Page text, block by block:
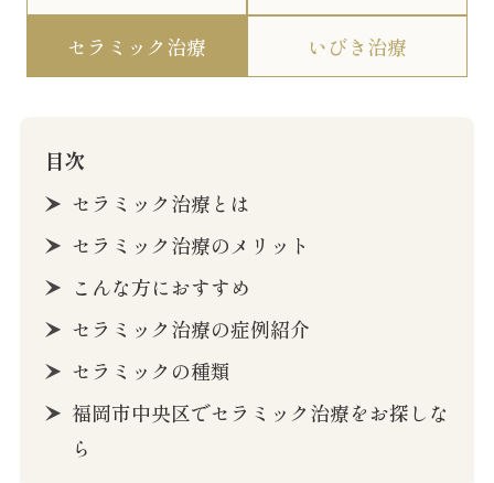
セラミック治療 いびき治療
目次
セラミック治療とは
セラミック治療のメリット
こんな方におすすめ
セラミック治療の症例紹介
セラミックの種類
福岡市中央区でセラミック治療をお探しな
ら